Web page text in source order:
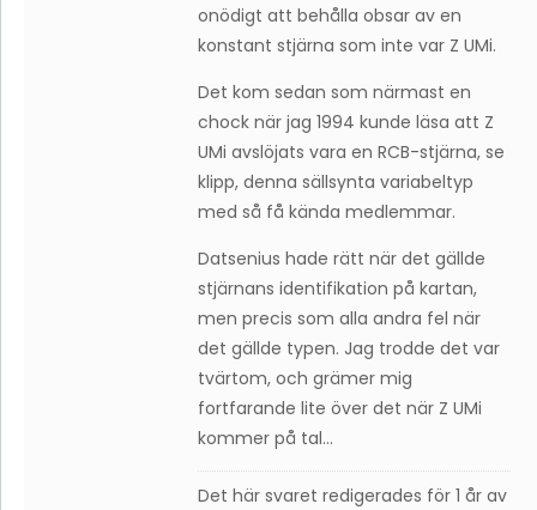
onödigt att behålla obsar av en
konstant stjärna som inte var Z UMi.
Det kom sedan som närmast en
chock när jag 1994 kunde läsa att Z
UMi avslöjats vara en RCB-stjärna, se
klipp, denna sällsynta variabeltyp
med så få kända medlemmar.
Datsenius hade rätt när det gällde
stjärnans identifikation på kartan,
men precis som alla andra fel när
det gällde typen. Jag trodde det var
tvärtom, och grämer mig
fortfarande lite över det när Z UMi
kommer på tal…
Det här svaret redigerades för 1 år av